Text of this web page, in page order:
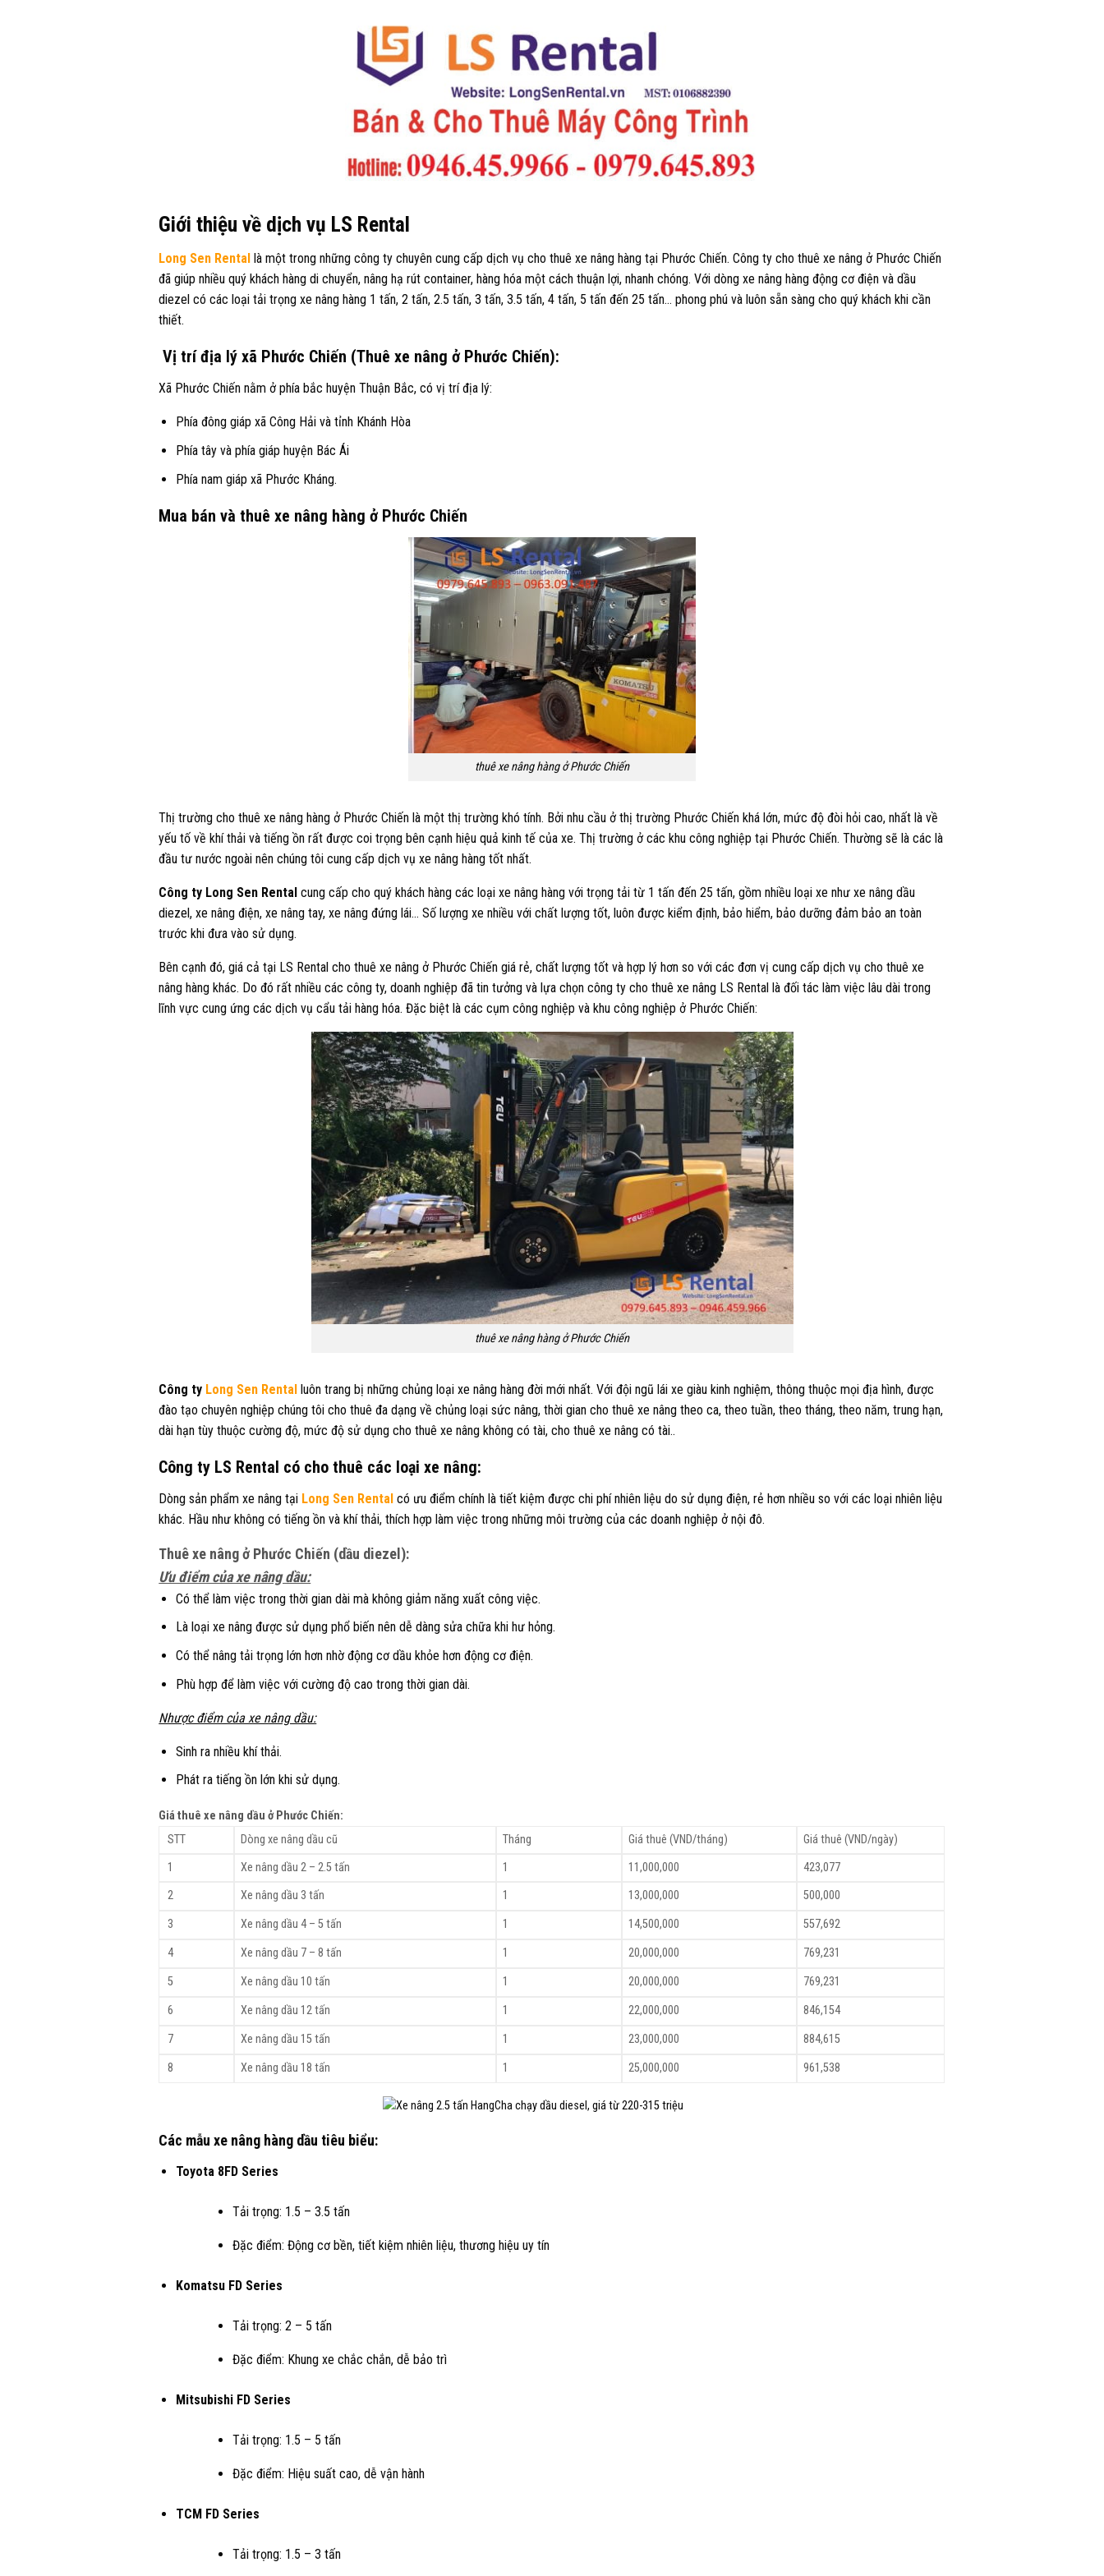
Giới thiệu về dịch vụ LS Rental
Long Sen Rental là một trong những công ty chuyên cung cấp dịch vụ cho thuê xe nâng hàng tại Phước Chiến. Công ty cho thuê xe nâng ở Phước Chiến
đã giúp nhiều quý khách hàng di chuyển, nâng hạ rút container, hàng hóa một cách thuận lợi, nhanh chóng. Với dòng xe nâng hàng động cơ điện và dầu
diezel có các loại tải trọng xe nâng hàng 1 tấn, 2 tấn, 2.5 tấn, 3 tấn, 3.5 tấn, 4 tấn, 5 tấn đến 25 tấn… phong phú và luôn sẵn sàng cho quý khách khi cần
thiết.
Vị trí địa lý xã Phước Chiến (Thuê xe nâng ở Phước Chiến):
Xã Phước Chiến nằm ở phía bắc huyện Thuận Bắc, có vị trí địa lý:
Phía đông giáp xã Công Hải và tỉnh Khánh Hòa
Phía tây và phía giáp huyện Bác Ái
Phía nam giáp xã Phước Kháng.
Mua bán và thuê xe nâng hàng ở Phước Chiến
thuê xe nâng hàng ở Phước Chiến
Thị trường cho thuê xe nâng hàng ở Phước Chiến là một thị trường khó tính. Bởi nhu cầu ở thị trường Phước Chiến khá lớn, mức độ đòi hỏi cao, nhất là về
yếu tố về khí thải và tiếng ồn rất được coi trọng bên cạnh hiệu quả kinh tế của xe. Thị trường ở các khu công nghiệp tại Phước Chiến. Thường sẽ là các là
đầu tư nước ngoài nên chúng tôi cung cấp dịch vụ xe nâng hàng tốt nhất.
Công ty Long Sen Rental cung cấp cho quý khách hàng các loại xe nâng hàng với trọng tải từ 1 tấn đến 25 tấn, gồm nhiều loại xe như xe nâng dầu
diezel, xe nâng điện, xe nâng tay, xe nâng đứng lái… Số lượng xe nhiều với chất lượng tốt, luôn được kiểm định, bảo hiểm, bảo dưỡng đảm bảo an toàn
trước khi đưa vào sử dụng.
Bên cạnh đó, giá cả tại LS Rental cho thuê xe nâng ở Phước Chiến giá rẻ, chất lượng tốt và hợp lý hơn so với các đơn vị cung cấp dịch vụ cho thuê xe
nâng hàng khác. Do đó rất nhiều các công ty, doanh nghiệp đã tin tưởng và lựa chọn công ty cho thuê xe nâng LS Rental là đối tác làm việc lâu dài trong
lĩnh vực cung ứng các dịch vụ cẩu tải hàng hóa. Đặc biệt là các cụm công nghiệp và khu công nghiệp ở Phước Chiến:
thuê xe nâng hàng ở Phước Chiến
Công ty Long Sen Rental luôn trang bị những chủng loại xe nâng hàng đời mới nhất. Với đội ngũ lái xe giàu kinh nghiệm, thông thuộc mọi địa hình, được
đào tạo chuyên nghiệp chúng tôi cho thuê đa dạng về chủng loại sức nâng, thời gian cho thuê xe nâng theo ca, theo tuần, theo tháng, theo năm, trung hạn,
dài hạn tùy thuộc cường độ, mức độ sử dụng cho thuê xe nâng không có tài, cho thuê xe nâng có tài..
Công ty LS Rental có cho thuê các loại xe nâng:
Dòng sản phẩm xe nâng tại Long Sen Rental có ưu điểm chính là tiết kiệm được chi phí nhiên liệu do sử dụng điện, rẻ hơn nhiều so với các loại nhiên liệu
khác. Hầu như không có tiếng ồn và khí thải, thích hợp làm việc trong những môi trường của các doanh nghiệp ở nội đô.
Thuê xe nâng ở Phước Chiến (dầu diezel):
Ưu điểm của xe nâng dầu:
Có thể làm việc trong thời gian dài mà không giảm năng xuất công việc.
Là loại xe nâng được sử dụng phổ biến nên dễ dàng sửa chữa khi hư hỏng.
Có thể nâng tải trọng lớn hơn nhờ động cơ dầu khỏe hơn động cơ điện.
Phù hợp để làm việc với cường độ cao trong thời gian dài.
Nhược điểm của xe nâng dầu:
Sinh ra nhiều khí thải.
Phát ra tiếng ồn lớn khi sử dụng.
Giá thuê xe nâng dầu ở Phước Chiến:
STT
Dòng xe nâng dầu cũ Tháng Giá thuê (VND/tháng)
Giá thuê (VND/ngày)
1
Xe nâng dầu 2 – 2.5 tấn 1 11,000,000
423,077
2
Xe nâng dầu 3 tấn 1 13,000,000 500,000
3 Xe nâng dầu 4 – 5 tấn 1 14,500,000 557,692
4 Xe nâng dầu 7 – 8 tấn 1 20,000,000 769,231
5 Xe nâng dầu 10 tấn 1 20,000,000 769,231
6 Xe nâng dầu 12 tấn 1 22,000,000 846,154
7 Xe nâng dầu 15 tấn 1 23,000,000 884,615
8 Xe nâng dầu 18 tấn 1 25,000,000 961,538
Các mẫu xe nâng hàng dầu tiêu biểu:
Toyota 8FD Series
Tải trọng: 1.5 – 3.5 tấn
Đặc điểm: Động cơ bền, tiết kiệm nhiên liệu, thương hiệu uy tín
Komatsu FD Series
Tải trọng: 2 – 5 tấn
Đặc điểm: Khung xe chắc chắn, dễ bảo trì
Mitsubishi FD Series
Tải trọng: 1.5 – 5 tấn
Đặc điểm: Hiệu suất cao, dễ vận hành
TCM FD Series
Tải trọng: 1.5 – 3 tấn